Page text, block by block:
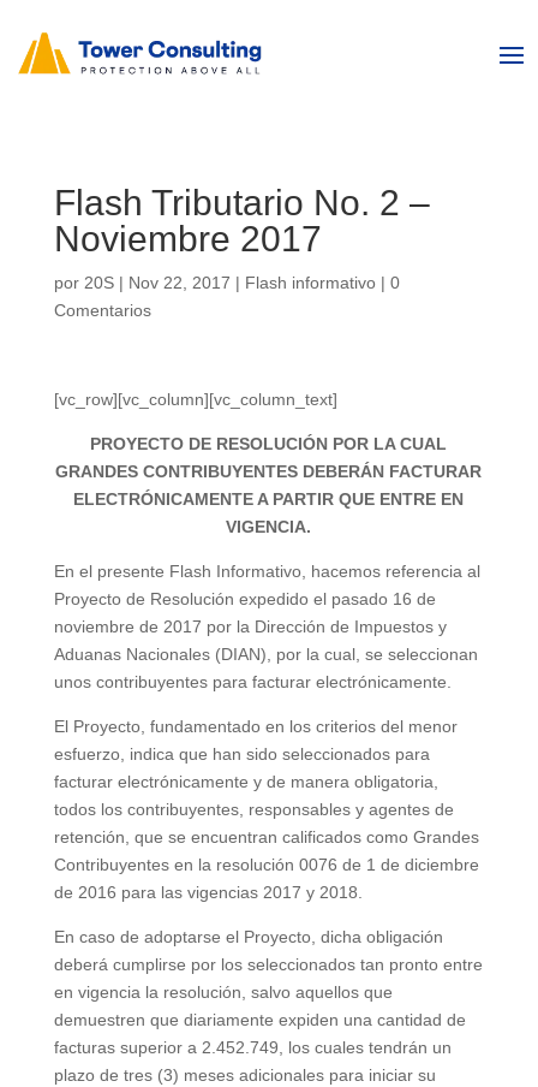
Flash Tributario No. 2 –
Noviembre 2017
por 20S| Nov 22, 2017 | Flash informativo| 0
Comentarios
[vc_row][vc_column][vc_column_text]
PROYECTO DE RESOLUCIÓN POR LA CUAL
GRANDES CONTRIBUYENTES DEBERÁN FACTURAR
ELECTRÓNICAMENTE A PARTIR QUE ENTRE EN
VIGENCIA.
En el presente Flash Informativo, hacemos referencia al
Proyecto de Resolución expedido el pasado 16 de
noviembre de 2017 por la Dirección de Impuestos y
Aduanas Nacionales (DIAN), por la cual, se seleccionan
unos contribuyentes para facturar electrónicamente.
El Proyecto, fundamentado en los criterios del menor
esfuerzo, indica que han sido seleccionados para
facturar electrónicamente y de manera obligatoria,
todos los contribuyentes, responsables y agentes de
retención, que se encuentran calificados como Grandes
Contribuyentes en la resolución 0076 de 1 de diciembre
de 2016 para las vigencias 2017 y 2018.
En caso de adoptarse el Proyecto, dicha obligación
deberá cumplirse por los seleccionados tan pronto entre
en vigencia la resolución, salvo aquellos que
demuestren que diariamente expiden una cantidad de
facturas superior a 2.452.749, los cuales tendrán un
plazo de tres (3) meses adicionales para iniciar su